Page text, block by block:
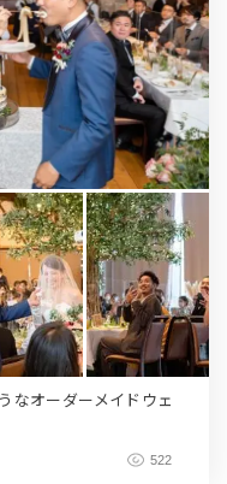
なオーダーメイドウェ
522